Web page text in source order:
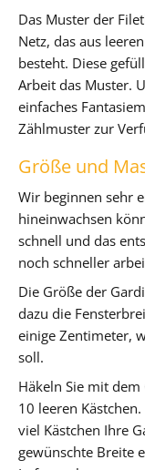
Das Muster der
Netz, das aus
besteht. Diese
Arbeit das Muster.
einfaches
Zählmuster zur
Größe und
Wir beginnen sehr
hineinwachsen
schnell und das
noch schneller
Die Größe der
dazu die
einige Zentimeter,
soll.
Häkeln Sie mit
10 leeren
viel Kästchen Ihre
gewünschte Breite